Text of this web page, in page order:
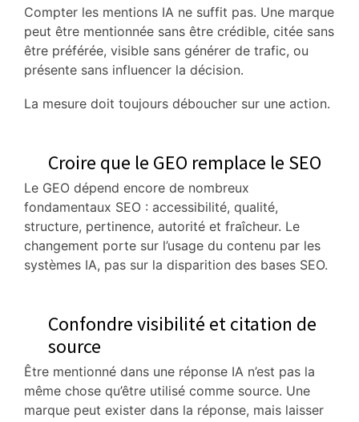
Compter les mentions IA ne suffit pas. Une marque
peut être mentionnée sans être crédible, citée sans
être préférée, visible sans générer de trafic, ou
présente sans influencer la décision.
La mesure doit toujours déboucher sur une action.
Croire que le GEO remplace le SEO
Le GEO dépend encore de nombreux
fondamentaux SEO : accessibilité, qualité,
structure, pertinence, autorité et fraîcheur. Le
changement porte sur l’usage du contenu par les
systèmes IA, pas sur la disparition des bases SEO.
Confondre visibilité et citation de
source
Être mentionné dans une réponse IA n’est pas la
même chose qu’être utilisé comme source. Une
marque peut exister dans la réponse, mais laisser